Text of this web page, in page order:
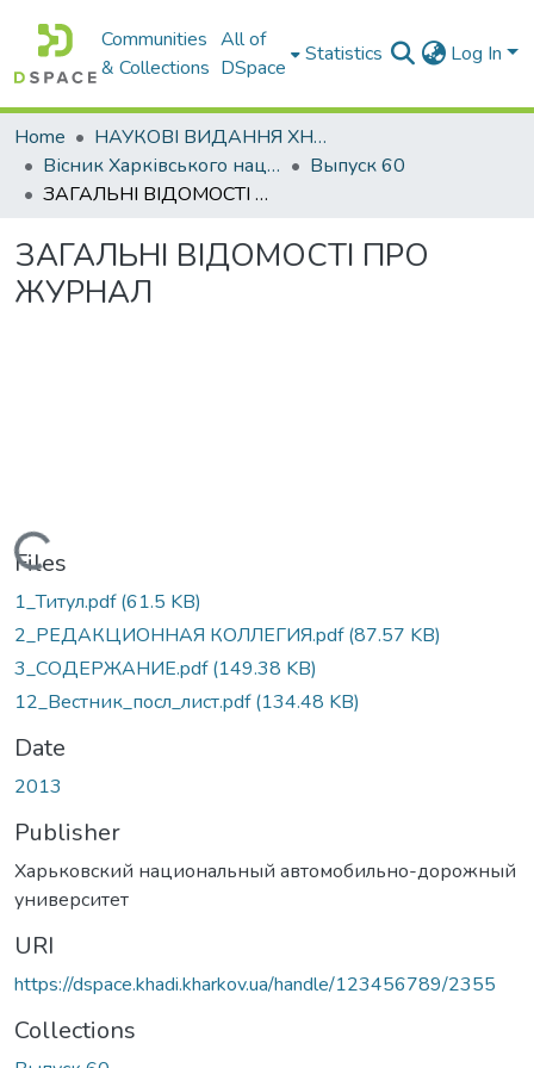
Communities
& Collections
All of
DSpace
Statistics Log In
Home
НАУКОВІ ВИДАННЯ ХНАДУ
Вісник Харківського національного автомобільно-дорожнього університету / Вестник Харьковского национального автомобильно-дорожного университета
Выпуск 60
ЗАГАЛЬНІ ВІДОМОСТІ ПРО ЖУРНАЛ
ЗАГАЛЬНІ ВІДОМОСТІ ПРО
ЖУРНАЛ
Loading...
Files
1_Титул.pdf(61.5 KB)
2_РЕДАКЦИОННАЯ КОЛЛЕГИЯ.pdf(87.57 KB)
3_СОДЕРЖАНИЕ.pdf(149.38 KB)
12_Вестник_посл_лист.pdf(134.48 KB)
Date
2013
Publisher
Харьковский национальный автомобильно-дорожный
университет
URI
https://dspace.khadi.kharkov.ua/handle/123456789/2355
Collections